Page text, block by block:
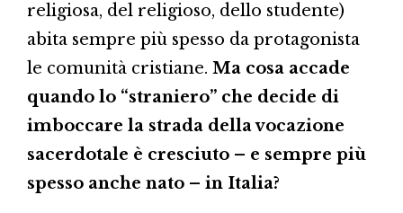
religiosa, del religioso, dello studente)
abita sempre più spesso da protagonista
le comunità cristiane. Ma cosa accade
quando lo “straniero” che decide di
imboccare la strada della vocazione
sacerdotale è cresciuto – e sempre più
spesso anche nato – in Italia?